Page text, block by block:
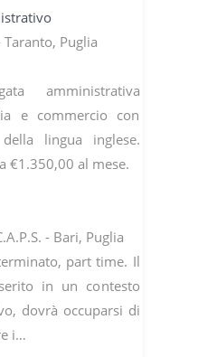
Puglia
amministrativa
e commercio con
lingua inglese.
€1.350,00 al mese.
- Bari, Puglia
part time. Il
in un contesto
dovrà occuparsi di
i…